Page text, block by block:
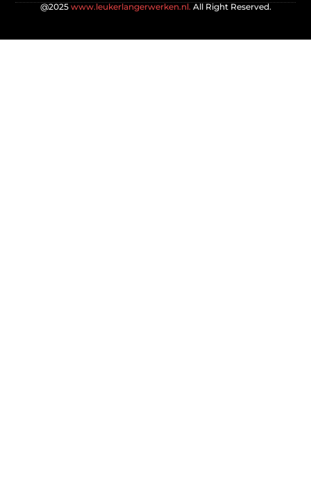
@2025 www.leukerlangerwerken.nl. All Right Reserved.